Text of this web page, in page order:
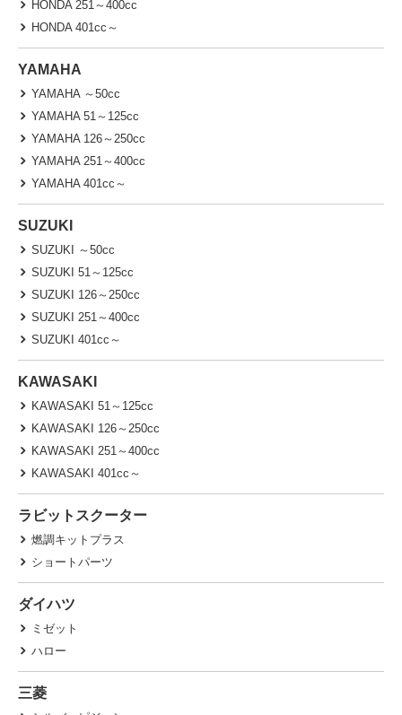
HONDA 251～400cc
HONDA 401cc～
YAMAHA
YAMAHA ～50cc
YAMAHA 51～125cc
YAMAHA 126～250cc
YAMAHA 251～400cc
YAMAHA 401cc～
SUZUKI
SUZUKI ～50cc
SUZUKI 51～125cc
SUZUKI 126～250cc
SUZUKI 251～400cc
SUZUKI 401cc～
KAWASAKI
KAWASAKI 51～125cc
KAWASAKI 126～250cc
KAWASAKI 251～400cc
KAWASAKI 401cc～
ラビットスクーター
燃調キットプラス
ショートパーツ
ダイハツ
ミゼット
ハロー
三菱